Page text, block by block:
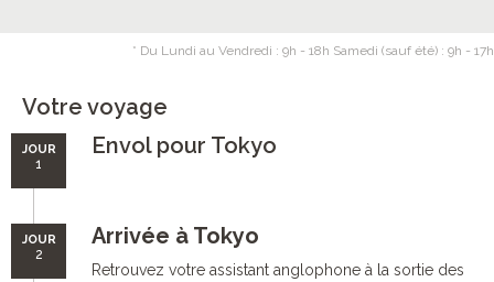
* Du Lundi au Vendredi : 9h - 18h Samedi (sauf été) : 9h - 17h
Votre voyage
JOUR
1
Envol pour Tokyo
JOUR
2
Arrivée à Tokyo
Retrouvez votre assistant anglophone à la sortie des